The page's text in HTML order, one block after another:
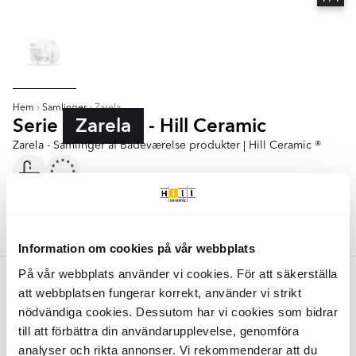
Information om cookies på vår webbplats
På vår webbplats använder vi cookies. För att säkerställa
att webbplatsen fungerar korrekt, använder vi strikt
nödvändiga cookies. Dessutom har vi cookies som bidrar
till att förbättra din användarupplevelse, genomföra
analyser och rikta annonser. Vi rekommenderar att du
Hem Samlinger Zarela
Serie Zarela - Hill Ceramic
Zarela - Samlinger af Badeværelse produkter | Hill Ceramic ®
Sort
Sort
HåndvaskZarelaSort Mat 51x40 cm